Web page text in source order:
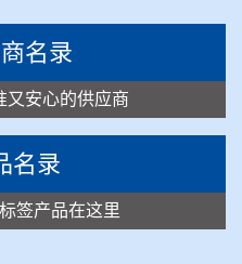
名录
又安心的供应商
名录
签产品在这里